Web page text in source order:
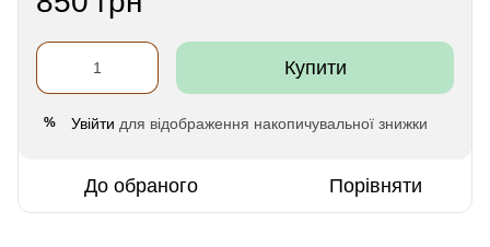
Купити
% Увійти для відображення накопичувальної знижки
До обраного Порівняти